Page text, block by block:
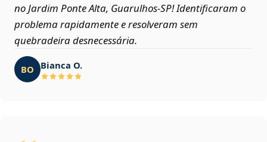
no Jardim Ponte Alta, Guarulhos‑SP! Identificaram o
problema rapidamente e resolveram sem
quebradeira desnecessária.
BO Bianca O.